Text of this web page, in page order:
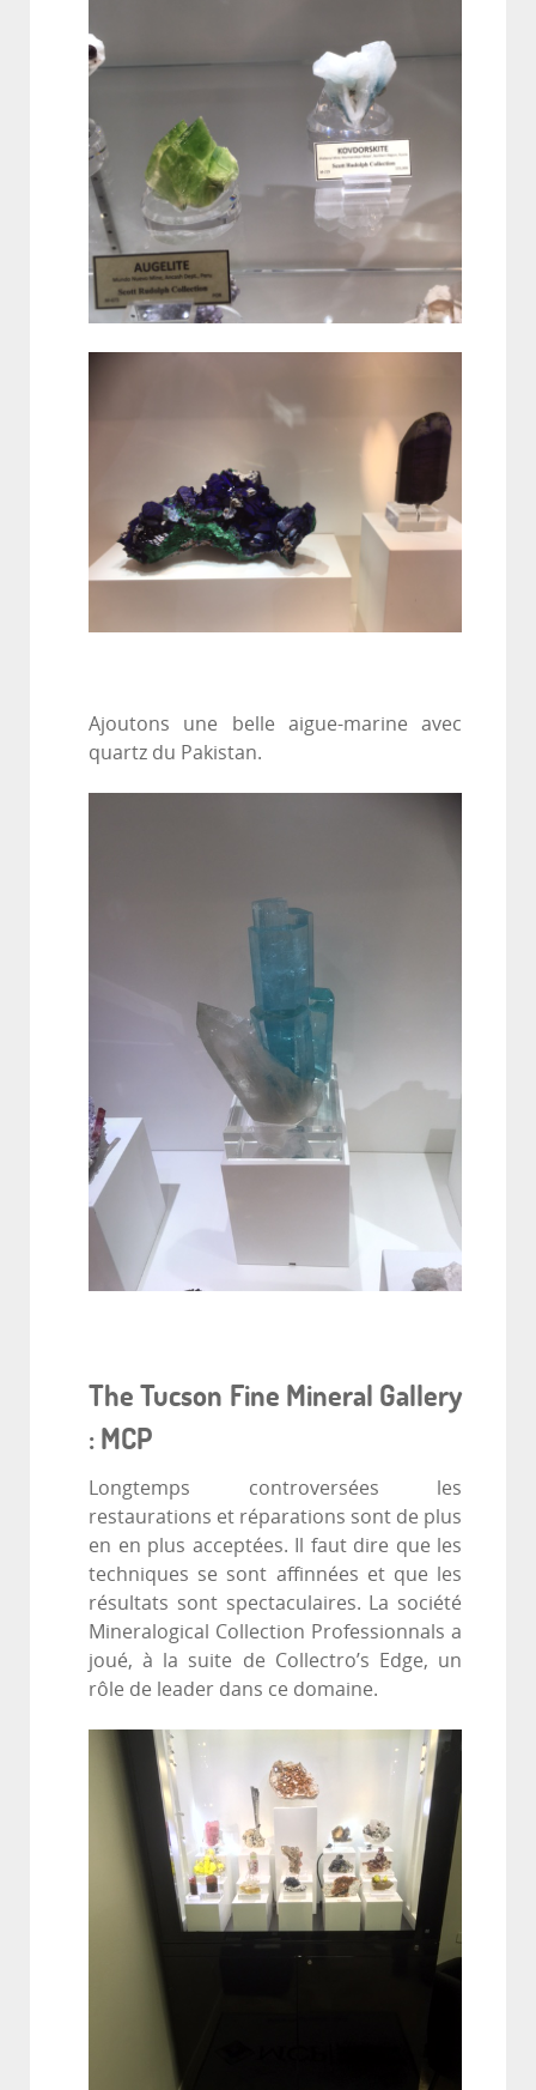
Ajoutons une belle aigue-marine avec
quartz du Pakistan.
The Tucson Fine Mineral Gallery
: MCP
Longtemps controversées les
restaurations et réparations sont de plus
en en plus acceptées. Il faut dire que les
techniques se sont affinnées et que les
résultats sont spectaculaires. La société
Mineralogical Collection Professionnals a
joué, à la suite de Collectro’s Edge, un
rôle de leader dans ce domaine.